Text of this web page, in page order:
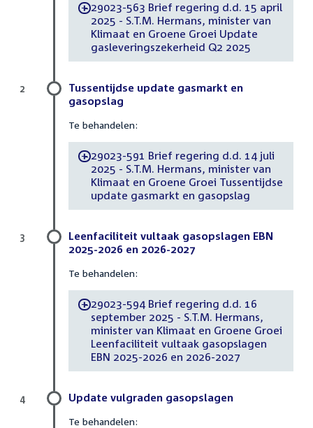
-29023-563 Brief regering d.d. 15 april
2025 - S.T.M. Hermans, minister van
Klimaat en Groene Groei Update
gasleveringszekerheid Q2 2025
Tussentijdse update gasmarkt en
gasopslag
Te behandelen:
-29023-591 Brief regering d.d. 14 juli
2025 - S.T.M. Hermans, minister van
Klimaat en Groene Groei Tussentijdse
update gasmarkt en gasopslag
2
Leenfaciliteit vultaak gasopslagen EBN
2025-2026 en 2026-2027
Te behandelen:
-29023-594 Brief regering d.d. 16
september 2025 - S.T.M. Hermans,
minister van Klimaat en Groene Groei
Leenfaciliteit vultaak gasopslagen
EBN 2025-2026 en 2026-2027
3
Update vulgraden gasopslagen
Te behandelen:
4